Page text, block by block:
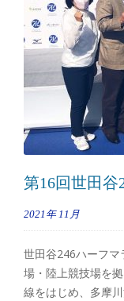
第16回世田谷
2021年 11月
世田谷246ハーフ
場・陸上競技場を
線をはじめ、多摩